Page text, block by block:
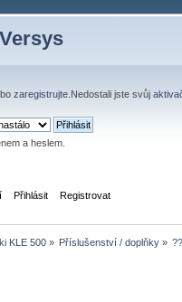
zaregistrujte .Nedostali jste svůj
a heslem.
Přihlásit Registrovat
KLE 500» Příslušenství / doplňky»